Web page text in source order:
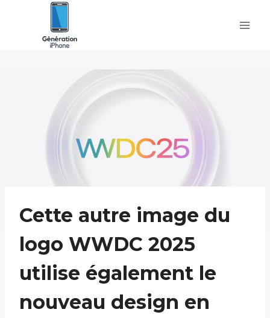
Cette autre image du
logo WWDC 2025
utilise également le
nouveau design en